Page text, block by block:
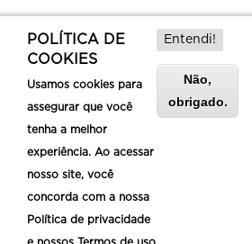
Sobre a Belotur
POLÍTICA DE
COOKIES
Usamos cookies para
assegurar que você
tenha a melhor
experiência. Ao acessar
nosso site, você
concorda com a nossa
Política de privacidade
Entendi!
Não,
obrigado.